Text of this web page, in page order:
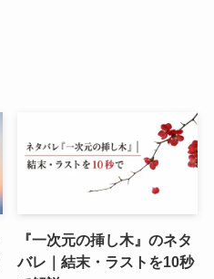
『一次元の挿し木』のネタ
バレ｜結末・ラストを10秒